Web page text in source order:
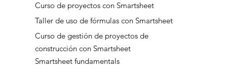
Curso de proyectos con Smartsheet
Taller de uso de fórmulas con Smartsheet
Curso de gestión de proyectos de
construcción con Smartsheet
Smartsheet fundamentals